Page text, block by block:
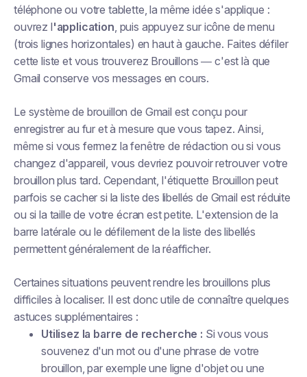
téléphone ou votre tablette, la même idée s'applique :
ouvrez l'application, puis appuyez sur icône de menu
(trois lignes horizontales) en haut à gauche. Faites défiler
cette liste et vous trouverez Brouillons — c'est là que
Gmail conserve vos messages en cours.
Le système de brouillon de Gmail est conçu pour
enregistrer au fur et à mesure que vous tapez. Ainsi,
même si vous fermez la fenêtre de rédaction ou si vous
changez d'appareil, vous devriez pouvoir retrouver votre
brouillon plus tard. Cependant, l'étiquette Brouillon peut
parfois se cacher si la liste des libellés de Gmail est réduite
ou si la taille de votre écran est petite. L'extension de la
barre latérale ou le défilement de la liste des libellés
permettent généralement de la réafficher.
Certaines situations peuvent rendre les brouillons plus
difficiles à localiser. Il est donc utile de connaître quelques
astuces supplémentaires :
Utilisez la barre de recherche : Si vous vous
souvenez d'un mot ou d'une phrase de votre
brouillon, par exemple une ligne d'objet ou une